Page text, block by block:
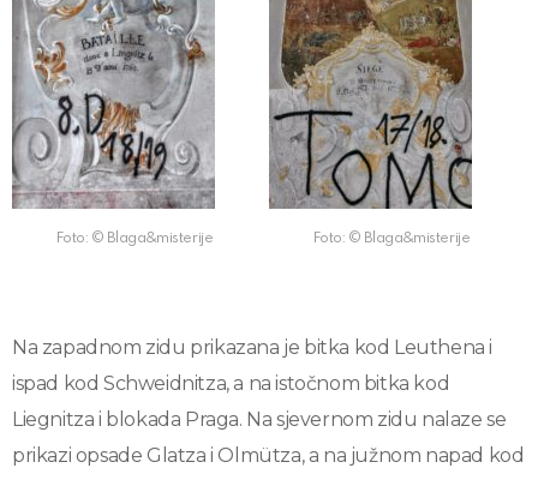
Foto: © Blaga&misterije Foto: © Blaga&misterije
Na zapadnom zidu prikazana je bitka kod Leuthena i
ispad kod Schweidnitza, a na istočnom bitka kod
Liegnitza i blokada Praga. Na sjevernom zidu nalaze se
prikazi opsade Glatza i Olmütza, a na južnom napad kod